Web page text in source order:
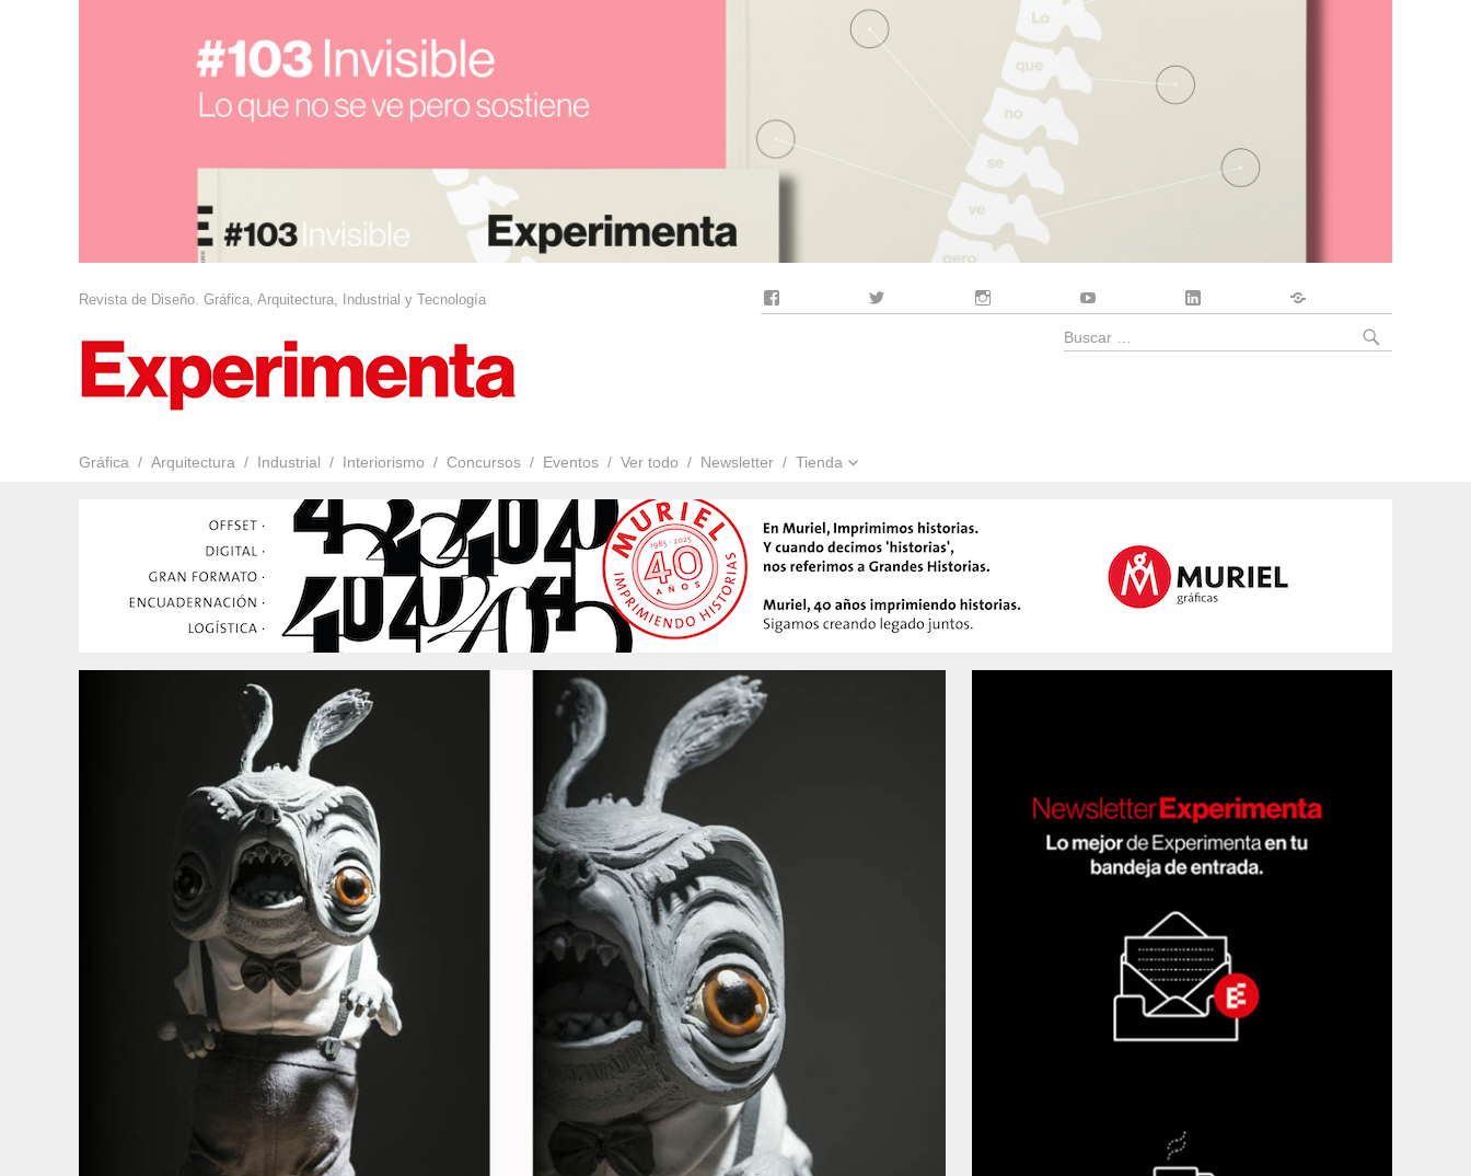
Revista de Diseño. Gráfica, Arquitectura, Industrial y Tecnología
Gráfica Arquitectura Industrial Interiorismo Concursos Eventos Ver todo Newsletter Tienda
Buscar